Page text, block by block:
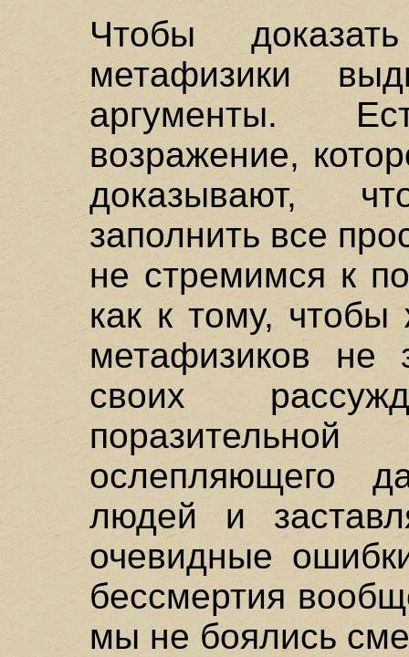
Чтобы
метафизики
аргументы.
возражение,
доказывают,
заполнить все
не стремимся к
как к тому,
метафизиков не
своих
ослепляющего
людей и
очевидные
бессмертия
мы не боялись